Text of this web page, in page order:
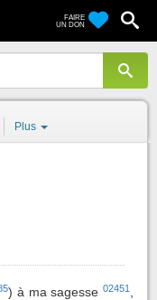
FAIRE
UN DON
Plus
) à ma sagesse02451